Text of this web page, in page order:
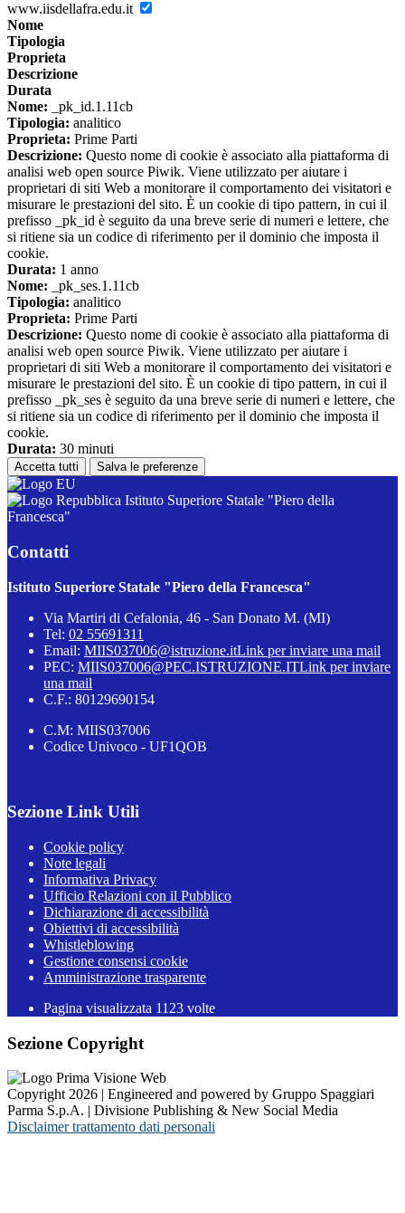
www.iisdellafra.edu.it
Nome
Tipologia
Proprieta
Descrizione
Durata
Nome: _pk_id.1.11cb
Tipologia: analitico
Proprieta: Prime Parti
Descrizione: Questo nome di cookie è associato alla piattaforma di
analisi web open source Piwik. Viene utilizzato per aiutare i
proprietari di siti Web a monitorare il comportamento dei visitatori e
misurare le prestazioni del sito. È un cookie di tipo pattern, in cui il
prefisso _pk_id è seguito da una breve serie di numeri e lettere, che
si ritiene sia un codice di riferimento per il dominio che imposta il
cookie.
Durata: 1 anno
Nome: _pk_ses.1.11cb
Tipologia: analitico
Proprieta: Prime Parti
Descrizione: Questo nome di cookie è associato alla piattaforma di
analisi web open source Piwik. Viene utilizzato per aiutare i
proprietari di siti Web a monitorare il comportamento dei visitatori e
misurare le prestazioni del sito. È un cookie di tipo pattern, in cui il
prefisso _pk_ses è seguito da una breve serie di numeri e lettere, che
si ritiene sia un codice di riferimento per il dominio che imposta il
cookie.
Durata: 30 minuti
Accetta tutti Salva le preferenze
Istituto Superiore Statale "Piero della
Francesca"
Contatti
Istituto Superiore Statale "Piero della Francesca"
Via Martiri di Cefalonia, 46 - San Donato M. (MI)
Tel: 02 55691311
Email: MIIS037006@istruzione.itLink per inviare una mail
PEC: MIIS037006@PEC.ISTRUZIONE.ITLink per inviare
una mail
C.F.: 80129690154
C.M: MIIS037006
Codice Univoco - UF1QOB
Sezione Link Utili
Cookie policy
Note legali
Informativa Privacy
Ufficio Relazioni con il Pubblico
Dichiarazione di accessibilità
Obiettivi di accessibilità
Whistleblowing
Gestione consensi cookie
Amministrazione trasparente
Pagina visualizzata 1123 volte
Sezione Copyright
Copyright 2026 | Engineered and powered by Gruppo Spaggiari
Parma S.p.A. | Divisione Publishing & New Social Media
Disclaimer trattamento dati personali